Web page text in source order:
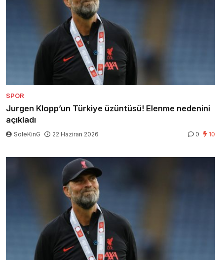
SPOR
Jurgen Klopp’un Türkiye üzüntüsü! Elenme nedenini
açıkladı
SoleKinG 22 Haziran 2026 0 10